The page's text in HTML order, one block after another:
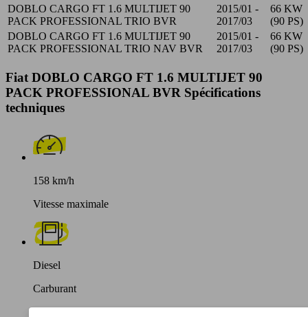
DOBLO CARGO FT 1.6 MULTIJET 90
PACK PROFESSIONAL TRIO BVR
2015/01 -
2017/03
66 KW
(90 PS)
DOBLO CARGO FT 1.6 MULTIJET 90
PACK PROFESSIONAL TRIO NAV BVR
2015/01 -
2017/03
66 KW
(90 PS)
Fiat DOBLO CARGO FT 1.6 MULTIJET 90
PACK PROFESSIONAL BVR Spécifications
techniques
158 km/h
Vitesse maximale
Diesel
Carburant